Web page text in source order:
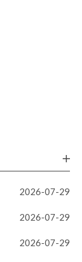
2026-07-29
2026-07-29
2026-07-29